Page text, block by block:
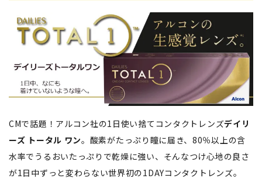
CMで話題！アルコン社の1日使い捨てコンタクトレンズデイリ
ーズ トータル ワン。酸素がたっぷり瞳に届き、80％以上の含
水率でうるおいたっぷりで乾燥に強い、そんなつけ心地の良さ
が1日中ずっと変わらない世界初の1DAYコンタクトレンズ。